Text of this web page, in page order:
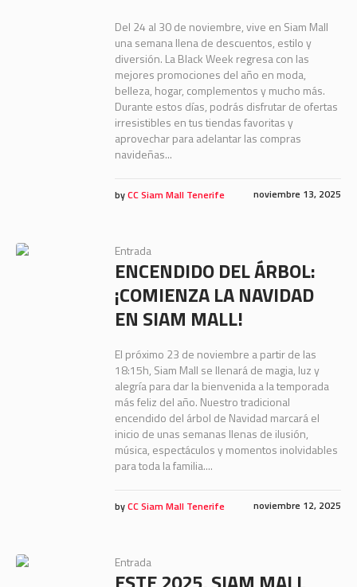
Del 24 al 30 de noviembre, vive en Siam Mall
una semana llena de descuentos, estilo y
diversión. La Black Week regresa con las
mejores promociones del año en moda,
belleza, hogar, complementos y mucho más.
Durante estos días, podrás disfrutar de ofertas
irresistibles en tus tiendas favoritas y
aprovechar para adelantar las compras
navideñas...
noviembre 13, 2025
byCC Siam Mall Tenerife
Entrada
ENCENDIDO DEL ÁRBOL:
¡COMIENZA LA NAVIDAD
EN SIAM MALL!
El próximo 23 de noviembre a partir de las
18:15h, Siam Mall se llenará de magia, luz y
alegría para dar la bienvenida a la temporada
más feliz del año. Nuestro tradicional
encendido del árbol de Navidad marcará el
inicio de unas semanas llenas de ilusión,
música, espectáculos y momentos inolvidables
para toda la familia....
noviembre 12, 2025
byCC Siam Mall Tenerife
Entrada